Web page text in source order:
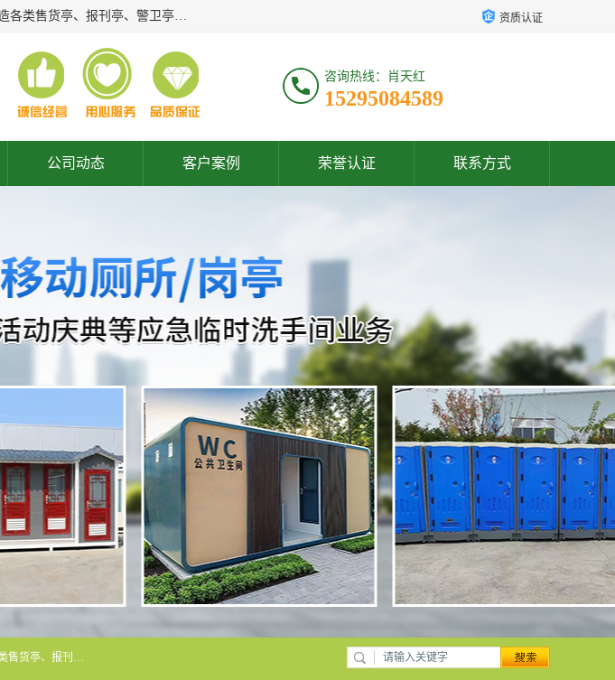
常州润隆环保科技有限公司是长期从事各类生态移动公厕制造的专业性实体企业，同时也生产制造各类售货亭、报刊亭、警卫亭等，我公司将尽全力为各用户在设计、制造、服务上提供快捷满意的全程服务，本公司愿与各用户携手共创辉煌业绩。主要产品：移动厕所;、生态厕所、 环保厕所、 流动厕所、商亭、岗亭、活动板房、移动厕所租赁等； 资质认证
咨询热线：肖天红
15295084589
公司动态 客户案例 荣誉认证 联系方式
常州润隆环保科技有限公司是长期从事各类生态移动公厕制造的专业性实体企业，同时也生产制造各类售货亭、报刊亭、警卫亭等，我公司将尽全力为各用户在设计、制造、服务上提供快捷满意的全程服务，本公司愿与各用户携手共创辉煌业绩。主要产品：移动厕所;、生态厕所、 环保厕所、 流动厕所、商亭、岗亭、活动板房、移动厕所租赁等；